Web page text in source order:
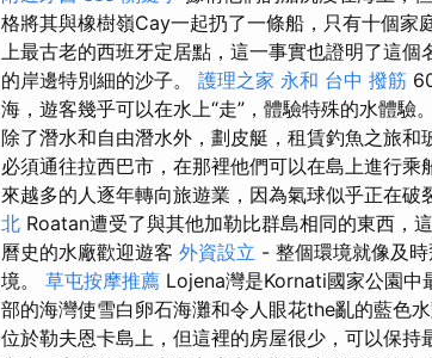
格將其與橡樹嶺Cay一起扔了一條船，只有十個
上最古老的西班牙定居點，這一事實也證明了這個
的岸邊特別細的沙子。 護理之家 永和 台中 撥筋
海，遊客幾乎可以在水上“走”，體驗特殊的水體驗。
除了潛水和自由潛水外，劃皮艇，租賃釣魚之旅
必須通往拉西巴市，在那裡他們可以在島上進行乘
來越多的人逐年轉向旅遊業，因為氣球似乎正在破
北 Roatan遭受了與其他加勒比群島相同的東西，
曆史的水廠歡迎遊客 外資設立 - 整個環境就像及
境。 草屯按摩推薦 Lojena灣是Kornati國家公園中
部的海灣使雪白卵石海灘和令人眼花the亂的藍色水
位於勒夫恩卡島上，但這裡的房屋很少，可以保